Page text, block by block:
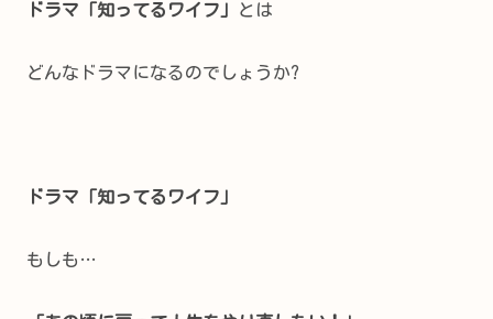
ドラマ「知ってるワイフ」 とは
どんなドラマになるのでしょうか?
ドラマ「知ってるワイフ」
もしも…